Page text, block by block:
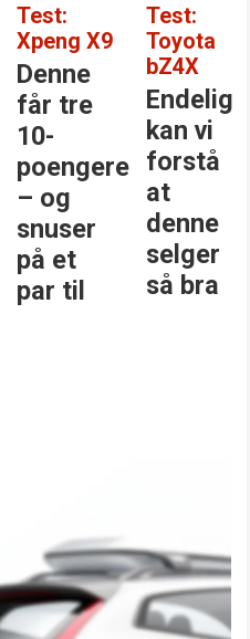
Test:
Xpeng X9
Denne
får tre
10-
poengere
– og
snuser
på et
par til
Test:
Toyota
bZ4X
Endelig
kan vi
forstå
at
denne
selger
så bra